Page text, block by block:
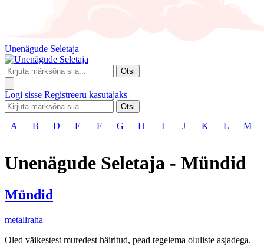
Unenägude Seletaja
Otsi
Logi sisse Registreeru kasutajaks
Otsi
A B D E F G H I J K L M
Unenägude Seletaja - Mündid
Mündid
metallraha
Oled väikestest muredest häiritud, pead tegelema oluliste asjadega.